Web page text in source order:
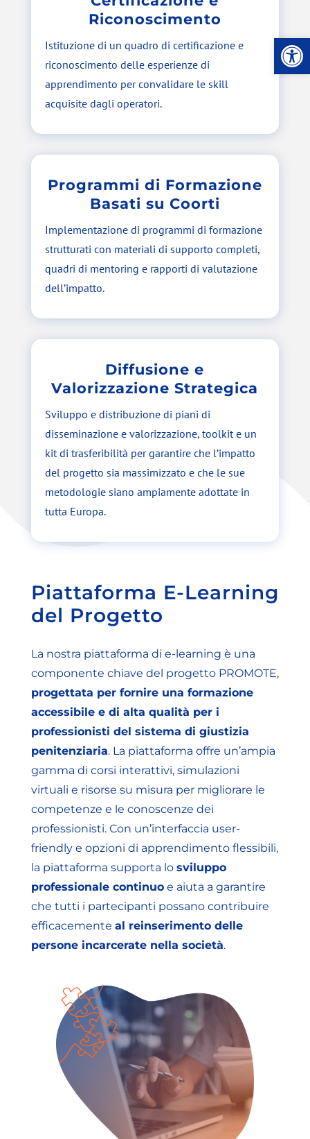
Apri
Riconoscimento
Istituzione di un quadro di certificazione e
riconoscimento delle esperienze di
apprendimento per convalidare le skill
acquisite dagli operatori.
Programmi di Formazione
Basati su Coorti
Implementazione di programmi di formazione
strutturati con materiali di supporto completi,
quadri di mentoring e rapporti di valutazione
dell’impatto.
Diffusione e
Valorizzazione Strategica
Sviluppo e distribuzione di piani di
disseminazione e valorizzazione, toolkit e un
kit di trasferibilità per garantire che l’impatto
del progetto sia massimizzato e che le sue
metodologie siano ampiamente adottate in
tutta Europa.
Piattaforma E-Learning
del Progetto
La nostra piattaforma di e-learning è una
componente chiave del progetto PROMOTE,
progettata per fornire una formazione
accessibile e di alta qualità per i
professionisti del sistema di giustizia
penitenziaria. La piattaforma offre un’ampia
gamma di corsi interattivi, simulazioni
virtuali e risorse su misura per migliorare le
competenze e le conoscenze dei
professionisti. Con un’interfaccia user-
friendly e opzioni di apprendimento flessibili,
la piattaforma supporta lo sviluppo
professionale continuoe aiuta a garantire
che tutti i partecipanti possano contribuire
efficacemente al reinserimento delle
persone incarcerate nella società.